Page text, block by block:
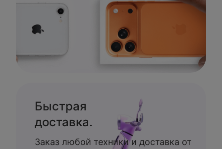
Быстрая
доставка.
Заказ любой техники и доставка от